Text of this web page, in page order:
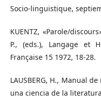
Socio-linguistique,
KUENTZ, «Parole/
P., (eds.), Langage et
Française 15 1972, 18-28.
LAUSBERG, H., Manual
una ciencia de la